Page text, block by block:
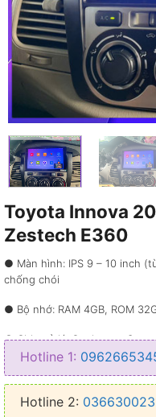
Toyota Innova
Zestech E360
● Màn hình: IPS 9 – 10 inch
chống chói
● Bộ nhớ: RAM 4GB, ROM
● Chip xử lý: Qualcomm
● Hệ điều hành: Android 10,
● Âm thanh: DSP 32 kênh,
Hotline 1:
Hotline 2: